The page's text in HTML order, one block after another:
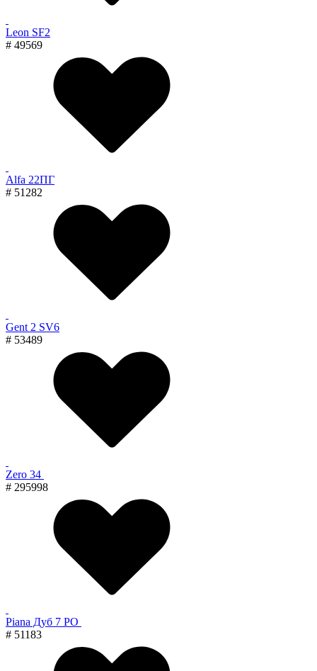
Leon SF2
# 49569
Alfa 22ПГ
# 51282
Gent 2 SV6
# 53489
Zero 34
# 295998
Piana Дуб 7 PO
# 51183